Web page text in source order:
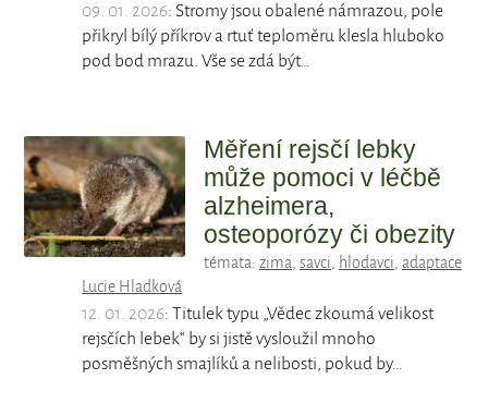
09. 01. 2026: Stromy jsou obalené námrazou, pole
přikryl bílý příkrov a rtuť teploměru klesla hluboko
pod bod mrazu. Vše se zdá být…
Měření rejsčí lebky
může pomoci v léčbě
alzheimera,
osteoporózy či obezity
témata: zima, savci, hlodavci, adaptace
Lucie Hladková
12. 01. 2026: Titulek typu „Vědec zkoumá velikost
rejsčích lebek“ by si jistě vysloužil mnoho
posměšných smajlíků a nelibosti, pokud by…